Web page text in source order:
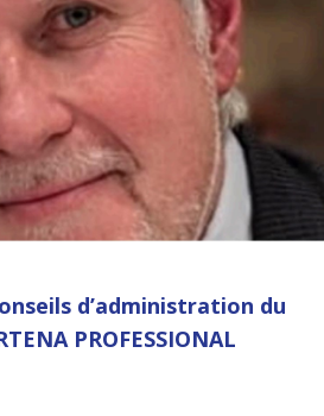
d’administration du
PROFESSIONAL